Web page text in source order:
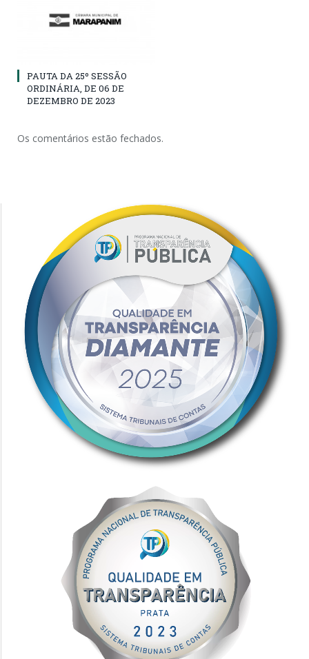
PAUTA DA 25º SESSÃO
ORDINÁRIA, DE 06 DE
DEZEMBRO DE 2023
Os comentários estão fechados.